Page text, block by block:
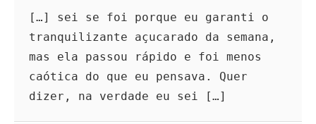
[…] sei se foi porque eu garanti o
tranquilizante açucarado da semana,
mas ela passou rápido e foi menos
caótica do que eu pensava. Quer
dizer, na verdade eu sei […]